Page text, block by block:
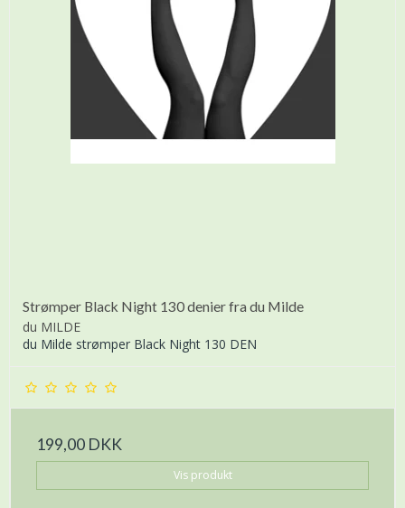
Strømper Black Night 130 denier fra du Milde
du MILDE
du Milde strømper Black Night 130 DEN
199,00 DKK
Vis produkt